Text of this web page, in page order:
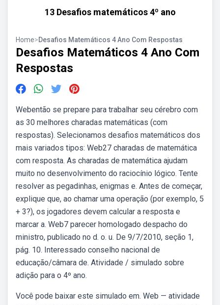
13 Desafios matemáticos 4º ano
Home>Desafios Matemáticos 4 Ano Com Respostas
Desafios Matemáticos 4 Ano Com
Respostas
Webentão se prepare para trabalhar seu cérebro com
as 30 melhores charadas matemáticas (com
respostas). Selecionamos desafios matemáticos dos
mais variados tipos: Web27 charadas de matemática
com resposta. As charadas de matemática ajudam
muito no desenvolvimento do raciocínio lógico. Tente
resolver as pegadinhas, enigmas e. Antes de começar,
explique que, ao chamar uma operação (por exemplo, 5
+ 3?), os jogadores devem calcular a resposta e
marcar a. Web7 parecer homologado despacho do
ministro, publicado no d. o. u. De 9/7/2010, seção 1,
pág. 10. Interessado conselho nacional de
educação/câmara de. Atividade / simulado sobre
adição para o 4º ano.
Você pode baixar este simulado em. Web — atividade